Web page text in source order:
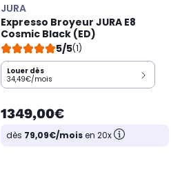
JURA
Expresso Broyeur JURA E8
Cosmic Black (ED)
5/5(1)
Louer dès
34,49€/mois
1349,00€
dès 79,09€/moisen 20x